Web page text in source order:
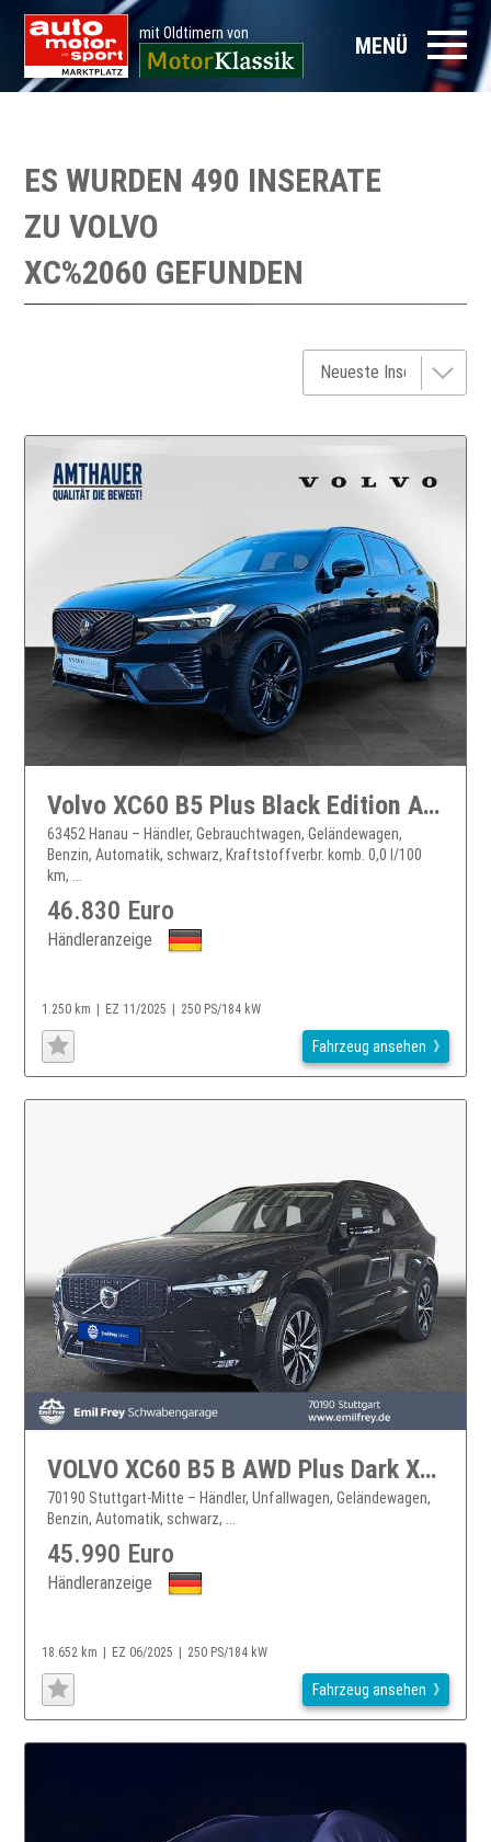
mit Oldtimern von MENÜ
ES WURDEN 490 INSERATE
ZUVOLVO
XC%2060 GEFUNDEN
Volvo XC60 B5 Plus Black Edition AWD - Facelift, Pano
63452 Hanau – Händler, Gebrauchtwagen, Geländewagen,
Benzin, Automatik, schwarz, Kraftstoffverbr. komb. 0,0 l/100
km, ...
46.830 Euro
Händleranzeige
1.250 km EZ 11/2025 250 PS/184 kW
Fahrzeug ansehen
VOLVO XC60 B5 B AWD Plus Dark XC60
70190 Stuttgart-Mitte – Händler, Unfallwagen, Geländewagen,
Benzin, Automatik, schwarz, ...
45.990 Euro
Händleranzeige
18.652 km EZ 06/2025 250 PS/184 kW
Fahrzeug ansehen